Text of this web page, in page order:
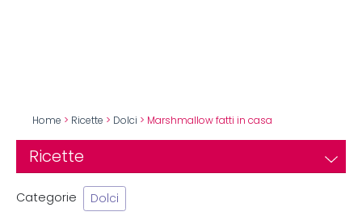
Home > Ricette > Dolci > Marshmallow fatti in casa
Ricette
Categorie Dolci